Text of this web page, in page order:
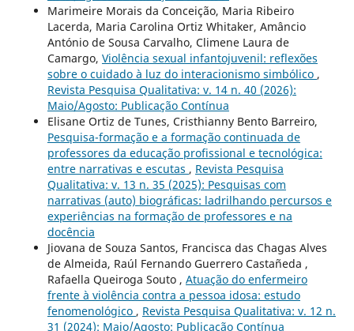
Marimeire Morais da Conceição, Maria Ribeiro
Lacerda, Maria Carolina Ortiz Whitaker, Amâncio
António de Sousa Carvalho, Climene Laura de
Camargo, Violência sexual infantojuvenil: reflexões
sobre o cuidado à luz do interacionismo simbólico ,
Revista Pesquisa Qualitativa: v. 14 n. 40 (2026):
Maio/Agosto: Publicação Contínua
Elisane Ortiz de Tunes, Cristhianny Bento Barreiro,
Pesquisa-formação e a formação continuada de
professores da educação profissional e tecnológica:
entre narrativas e escutas , Revista Pesquisa
Qualitativa: v. 13 n. 35 (2025): Pesquisas com
narrativas (auto) biográficas: ladrilhando percursos e
experiências na formação de professores e na
docência
Jiovana de Souza Santos, Francisca das Chagas Alves
de Almeida, Raúl Fernando Guerrero Castañeda ,
Rafaella Queiroga Souto , Atuação do enfermeiro
frente à violência contra a pessoa idosa: estudo
fenomenológico , Revista Pesquisa Qualitativa: v. 12 n.
31 (2024): Maio/Agosto: Publicação Contínua